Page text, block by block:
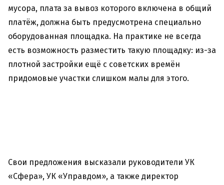
мусора, плата за вывоз которого включена в общий
платёж, должна быть предусмотрена специально
оборудованная площадка. На практике не всегда
есть возможность разместить такую площадку: из-за
плотной застройки ещё с советских времён
придомовые участки слишком малы для этого.
Свои предложения высказали руководители УК
«Сфера», УК «Управдом», а также директор